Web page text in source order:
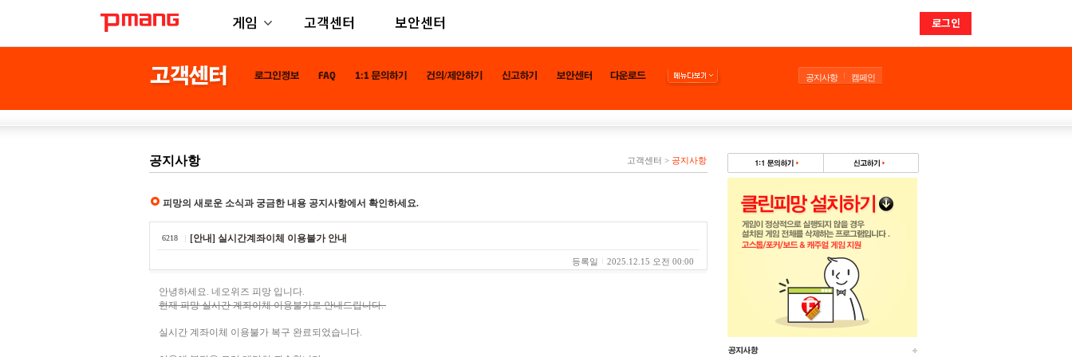
게임 고객센터 보안센터 로그인
공지사항 캠페인
공지사항 고객센터 > 공지사항
피망의 새로운 소식과 궁금한 내용 공지사항에서 확인하세요.
6218 [안내] 실시간계좌이체 이용불가 안내
등록일 2025.12.15 오전 00:00
안녕하세요. 네오위즈 피망 입니다.
현재 피망 실시간 계좌이체 이용불가로 안내드립니다.
실시간 계좌이체 이용불가 복구 완료되었습니다.